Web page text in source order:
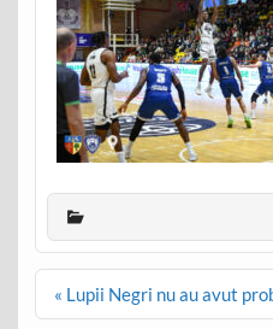
Post
navigation
« Lupii Negri nu au avut